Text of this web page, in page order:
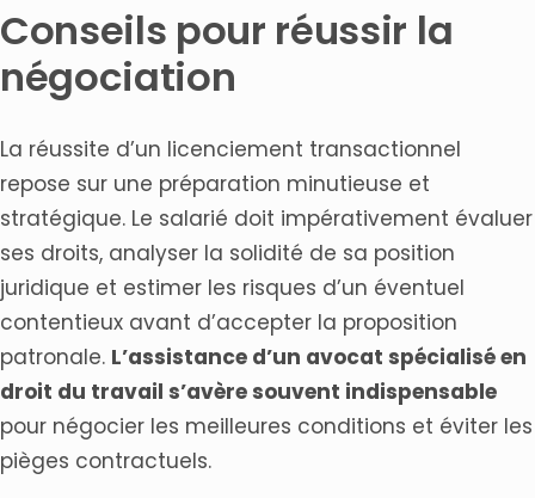
Conseils pour réussir la
négociation
La réussite d’un licenciement transactionnel
repose sur une préparation minutieuse et
stratégique. Le salarié doit impérativement évaluer
ses droits, analyser la solidité de sa position
juridique et estimer les risques d’un éventuel
contentieux avant d’accepter la proposition
patronale. L’assistance d’un avocat spécialisé en
droit du travail s’avère souvent indispensable
pour négocier les meilleures conditions et éviter les
pièges contractuels.